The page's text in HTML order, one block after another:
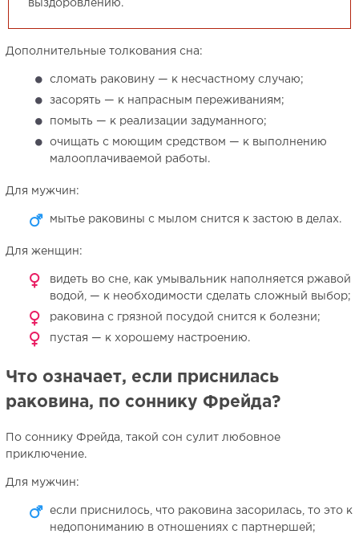
выздоровлению.
Дополнительные толкования сна:
сломать раковину — к несчастному случаю;
засорять — к напрасным переживаниям;
помыть — к реализации задуманного;
очищать с моющим средством — к выполнению
малооплачиваемой работы.
Для мужчин:
мытье раковины с мылом снится к застою в делах.
Для женщин:
видеть во сне, как умывальник наполняется ржавой
водой, — к необходимости сделать сложный выбор;
раковина с грязной посудой снится к болезни;
пустая — к хорошему настроению.
Что означает, если приснилась
раковина, по соннику Фрейда?
По соннику Фрейда, такой сон сулит любовное
приключение.
Для мужчин:
если приснилось, что раковина засорилась, то это к
недопониманию в отношениях с партнершей;